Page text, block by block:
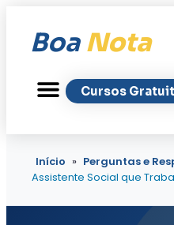
Boa Nota
Cursos
Início » Perguntas e
Assistente Social que